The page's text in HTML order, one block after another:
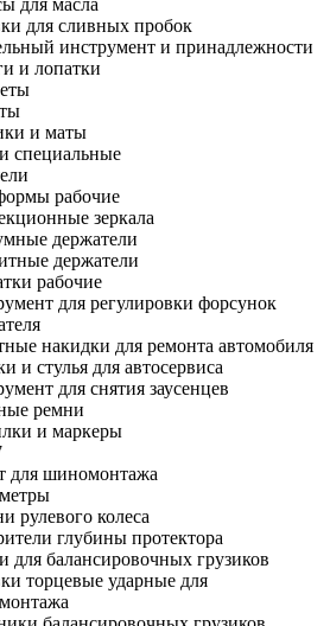
для масла
для сливных пробок
инструмент и принадлежности
и лопатки
и маты
специальные
рабочие
зеркала
держатели
держатели
рабочие
для регулировки форсунок
накидки для ремонта автомобиля
и стулья для автосервиса
для снятия заусенцев
ремни
и маркеры
для шиномонтажа
рулевого колеса
глубины протектора
для балансировочных грузиков
торцевые ударные для